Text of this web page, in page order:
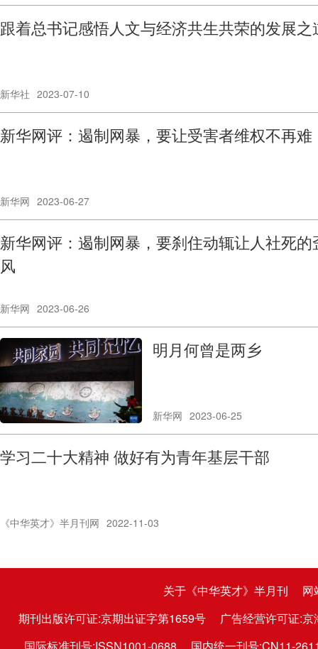
跟着总书记感悟人文与经济共生共荣的发展之
新华社 2023-07-10
新华网评：遏制网暴，要让受害者维权不再难
新华网 2023-06-27
新华网评：遏制网暴，要刹住动辄让人社死的
风
新华网 2023-06-26
明月何曾是两乡
新华网 2023-06-25
学习二十大精神 做好有为青年基层干部
《中华英才》半月刊网 2022-11-03
关于《中华英才》半月刊
网
期刊出版许可证:京期出证字第1659号
广告经营许可证: